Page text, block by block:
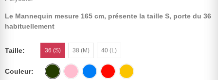
Le Mannequin mesure 165 cm, présente la taille S, porte du 36
habituellement
Taille 36 (S) 38 (M) 40 (L)
Couleur